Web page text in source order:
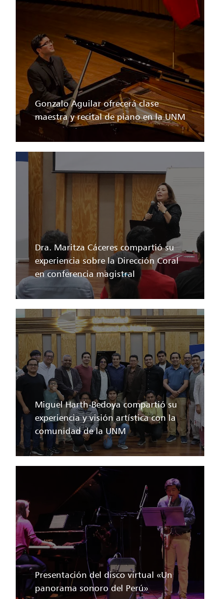
Gonzalo Aguilar ofrecerá clase
maestra y recital de piano en la UNM
Dra. Maritza Cáceres compartió su
experiencia sobre la Dirección Coral
en conferencia magistral
Miguel Harth-Bedoya compartió su
experiencia y visión artística con la
comunidad de la UNM
Presentación del disco virtual «Un
panorama sonoro del Perú»